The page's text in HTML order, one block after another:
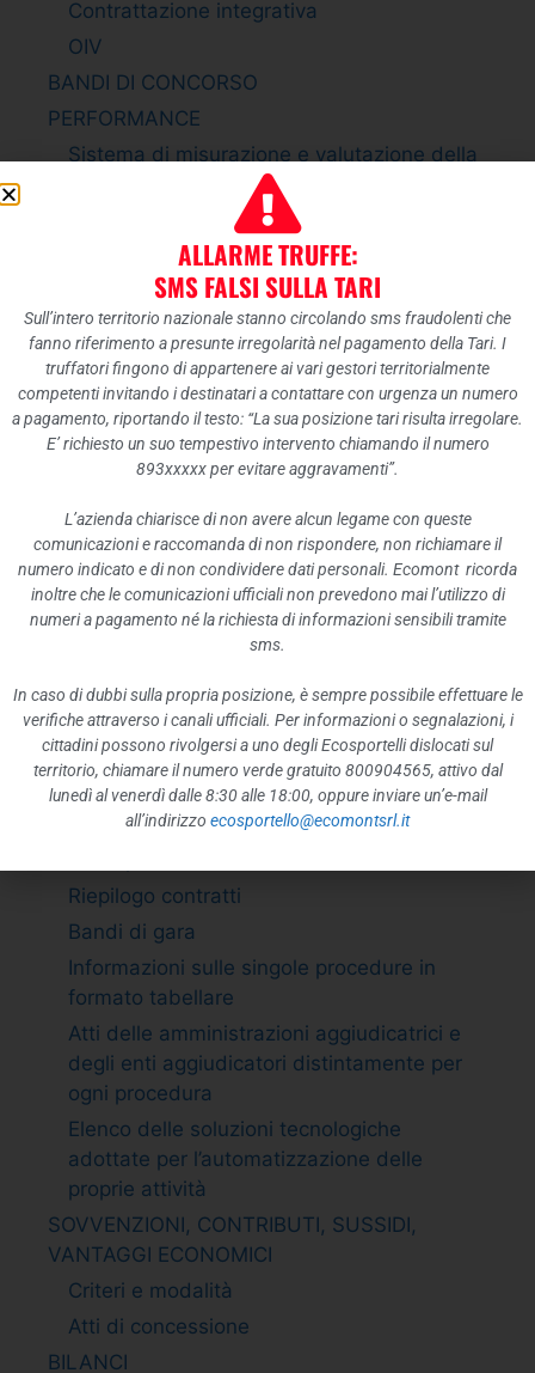
Contrattazione integrativa
OIV
BANDI DI CONCORSO
PERFORMANCE
Sistema di misurazione e valutazione della
Piano della Performance
Relazione sulla Performance
Ammontare complessivo dei premi
Dati relativi ai premi
ENTI CONTROLLATI
Enti pubblici vigilati
Società partecipate
Enti di diritto privato controllati
Rappresentazione grafica
ATTIVITÀ E PROCEDIMENTI
Tipologie di procedimento
Dichiarazioni sostitutive e acquisizione
Provvedimenti organi indirizzo politico
Provvedimenti dirigenti amministrativi
CONTROLLI SULLE IMPRESE
BANDI DI GARA E CONTRATTI
Riepilogo contratti
Bandi di gara
Informazioni sulle singole procedure in
formato tabellare
Atti delle amministrazioni aggiudicatrici e
degli enti aggiudicatori distintamente per
ogni procedura
Elenco delle soluzioni tecnologiche
adottate per l’automatizzazione delle
proprie attività
SOVVENZIONI, CONTRIBUTI, SUSSIDI,
VANTAGGI ECONOMICI
Criteri e modalità
Atti di concessione
BILANCI
ALLARME TRUFFE:
SMS FALSI SULLA TARI
Sull’intero territorio nazionale stanno circolando sms fraudolenti che
fanno riferimento a presunte irregolarità nel pagamento della Tari. I
truffatori fingono di appartenere ai vari gestori territorialmente
competenti invitando i destinatari a contattare con urgenza un numero
a pagamento, riportando il testo: “La sua posizione tari risulta irregolare.
E’ richiesto un suo tempestivo intervento chiamando il numero
893xxxxx per evitare aggravamenti”.
L’azienda chiarisce di non avere alcun legame con queste
comunicazioni e raccomanda di non rispondere, non richiamare il
numero indicato e di non condividere dati personali. Ecomont ricorda
inoltre che le comunicazioni ufficiali non prevedono mai l’utilizzo di
numeri a pagamento né la richiesta di informazioni sensibili tramite
sms.
In caso di dubbi sulla propria posizione, è sempre possibile effettuare le
verifiche attraverso i canali ufficiali. Per informazioni o segnalazioni, i
cittadini possono rivolgersi a uno degli Ecosportelli dislocati sul
territorio, chiamare il numero verde gratuito 800904565, attivo dal
lunedì al venerdì dalle 8:30 alle 18:00, oppure inviare un’e-mail
all’indirizzo ecosportello@ecomontsrl.it